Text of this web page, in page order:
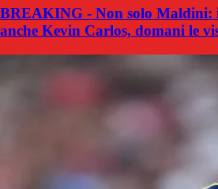
BREAKING - Non solo Maldini:
anche Kevin Carlos, domani le